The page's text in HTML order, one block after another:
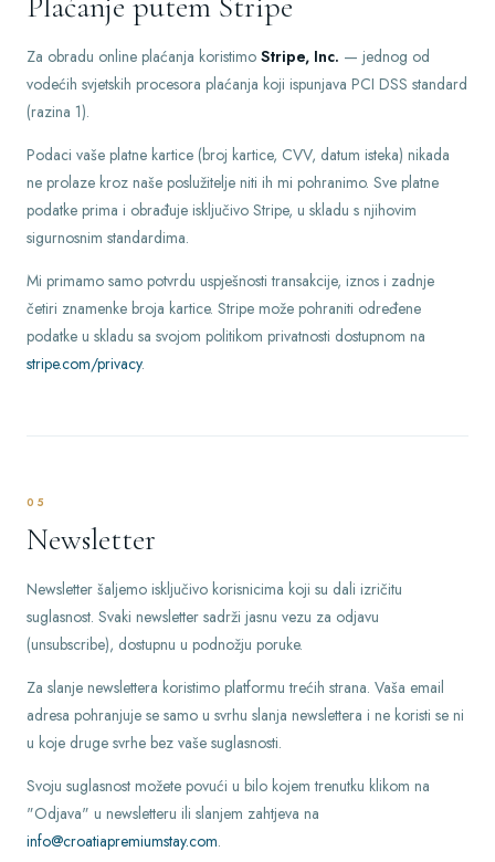
Za obradu online plaćanja koristimo Stripe, Inc. — jednog od
vodećih svjetskih procesora plaćanja koji ispunjava PCI DSS standard
(razina 1).
Podaci vaše platne kartice (broj kartice, CVV, datum isteka) nikada
ne prolaze kroz naše poslužitelje niti ih mi pohranimo. Sve platne
podatke prima i obrađuje isključivo Stripe, u skladu s njihovim
sigurnosnim standardima.
Mi primamo samo potvrdu uspješnosti transakcije, iznos i zadnje
četiri znamenke broja kartice. Stripe može pohraniti određene
podatke u skladu sa svojom politikom privatnosti dostupnom na
stripe.com/privacy.
05
Newsletter
Newsletter šaljemo isključivo korisnicima koji su dali izričitu
suglasnost. Svaki newsletter sadrži jasnu vezu za odjavu
(unsubscribe), dostupnu u podnožju poruke.
Za slanje newslettera koristimo platformu trećih strana. Vaša email
adresa pohranjuje se samo u svrhu slanja newslettera i ne koristi se ni
u koje druge svrhe bez vaše suglasnosti.
Svoju suglasnost možete povući u bilo kojem trenutku klikom na
"Odjava" u newsletteru ili slanjem zahtjeva na
info@croatiapremiumstay.com.